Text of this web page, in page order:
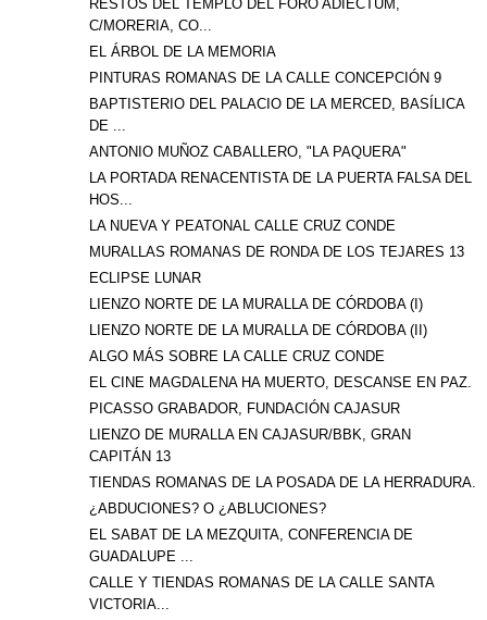
RESTOS DEL TEMPLO DEL FORO ADIECTUM,
C/MORERIA, CO...
EL ÁRBOL DE LA MEMORIA
PINTURAS ROMANAS DE LA CALLE CONCEPCIÓN 9
BAPTISTERIO DEL PALACIO DE LA MERCED, BASÍLICA
DE ...
ANTONIO MUÑOZ CABALLERO, "LA PAQUERA"
LA PORTADA RENACENTISTA DE LA PUERTA FALSA DEL
HOS...
LA NUEVA Y PEATONAL CALLE CRUZ CONDE
MURALLAS ROMANAS DE RONDA DE LOS TEJARES 13
ECLIPSE LUNAR
LIENZO NORTE DE LA MURALLA DE CÓRDOBA (I)
LIENZO NORTE DE LA MURALLA DE CÓRDOBA (II)
ALGO MÁS SOBRE LA CALLE CRUZ CONDE
EL CINE MAGDALENA HA MUERTO, DESCANSE EN PAZ.
PICASSO GRABADOR, FUNDACIÓN CAJASUR
LIENZO DE MURALLA EN CAJASUR/BBK, GRAN
CAPITÁN 13
TIENDAS ROMANAS DE LA POSADA DE LA HERRADURA.
¿ABDUCIONES? O ¿ABLUCIONES?
EL SABAT DE LA MEZQUITA, CONFERENCIA DE
GUADALUPE ...
CALLE Y TIENDAS ROMANAS DE LA CALLE SANTA
VICTORIA...